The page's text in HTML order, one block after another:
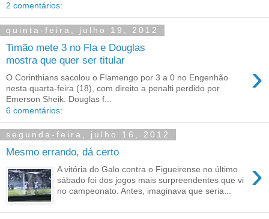
2 comentários:
quinta-feira, julho 19, 2012
Timão mete 3 no Fla e Douglas
mostra que quer ser titular
›
O Corinthians sacolou o Flamengo por 3 a 0 no Engenhão
nesta quarta-feira (18), com direito a penalti perdido por
Emerson Sheik. Douglas f...
6 comentários:
segunda-feira, julho 16, 2012
Mesmo errando, dá certo
›
A vitória do Galo contra o Figueirense no último
sábado foi dos jogos mais surpreendentes que vi
no campeonato. Antes, imaginava que seria...